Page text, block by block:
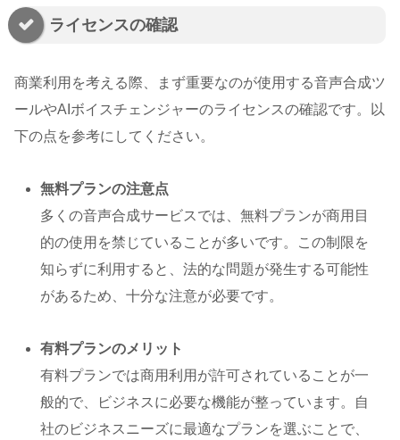
ライセンスの確認
商業利用を考える際、まず重要なのが使用する音声合成ツ
ールやAIボイスチェンジャーのライセンスの確認です。以
下の点を参考にしてください。
無料プランの注意点
多くの音声合成サービスでは、無料プランが商用目
的の使用を禁じていることが多いです。この制限を
知らずに利用すると、法的な問題が発生する可能性
があるため、十分な注意が必要です。
有料プランのメリット
有料プランでは商用利用が許可されていることが一
般的で、ビジネスに必要な機能が整っています。自
社のビジネスニーズに最適なプランを選ぶことで、